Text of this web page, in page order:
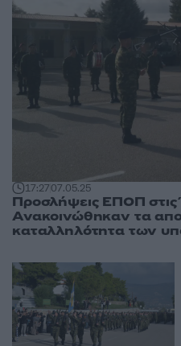
17:2707.05.25
Προσλήψεις ΕΠΟΠ
Ανακοινώθηκαν τα
καταλληλότητα των